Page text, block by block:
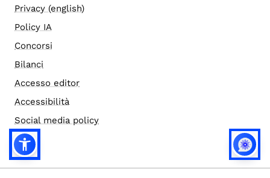
Privacy (english)
Policy IA
Concorsi
Bilanci
Accesso editor
Accessibilità
Social media policy